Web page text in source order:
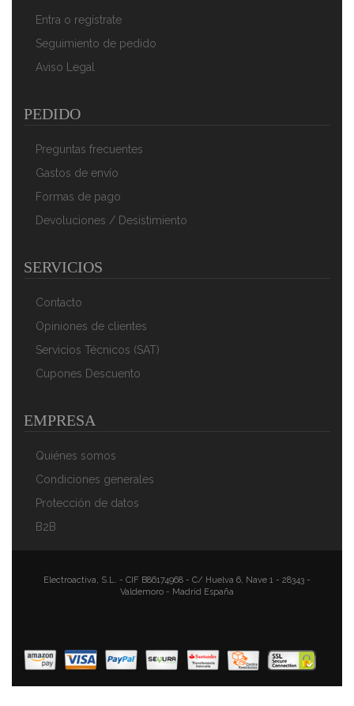
Entra o regístrate
Seguimiento de pedido
Aviso Legal
PEDIDO
Preguntas frecuentes
Gastos de envío
Formas de pago
Devoluciones / Desistimiento
SERVICIOS
Contacto
Opiniones de clientes
Servicios Técnicos (SAT)
Cupones Descuento
EMPRESA
Quiénes somos
Condiciones generales
Protección de datos
B2B
Electroactiva, S.L. - CIF B86174968 - C/ Huelva 6, Nave 1 - 28343 -
Valdemoro - Madrid España